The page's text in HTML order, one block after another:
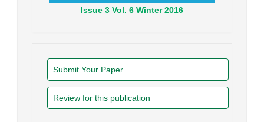
Issue 3 Vol. 6 Winter 2016
Submit Your Paper
Review for this publication